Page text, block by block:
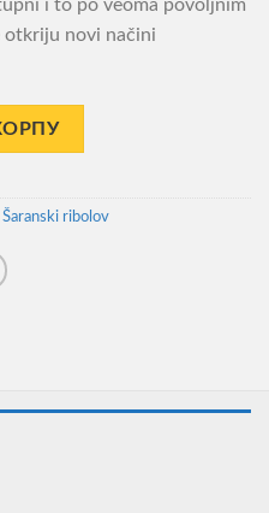
i to po veoma povoljnim
otkriju novi načini
количина
Šaranski ribolov